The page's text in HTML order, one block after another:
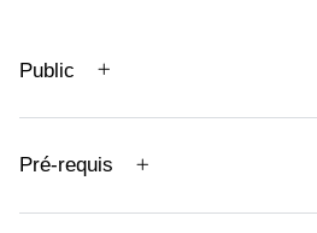
Public
Pré-requis